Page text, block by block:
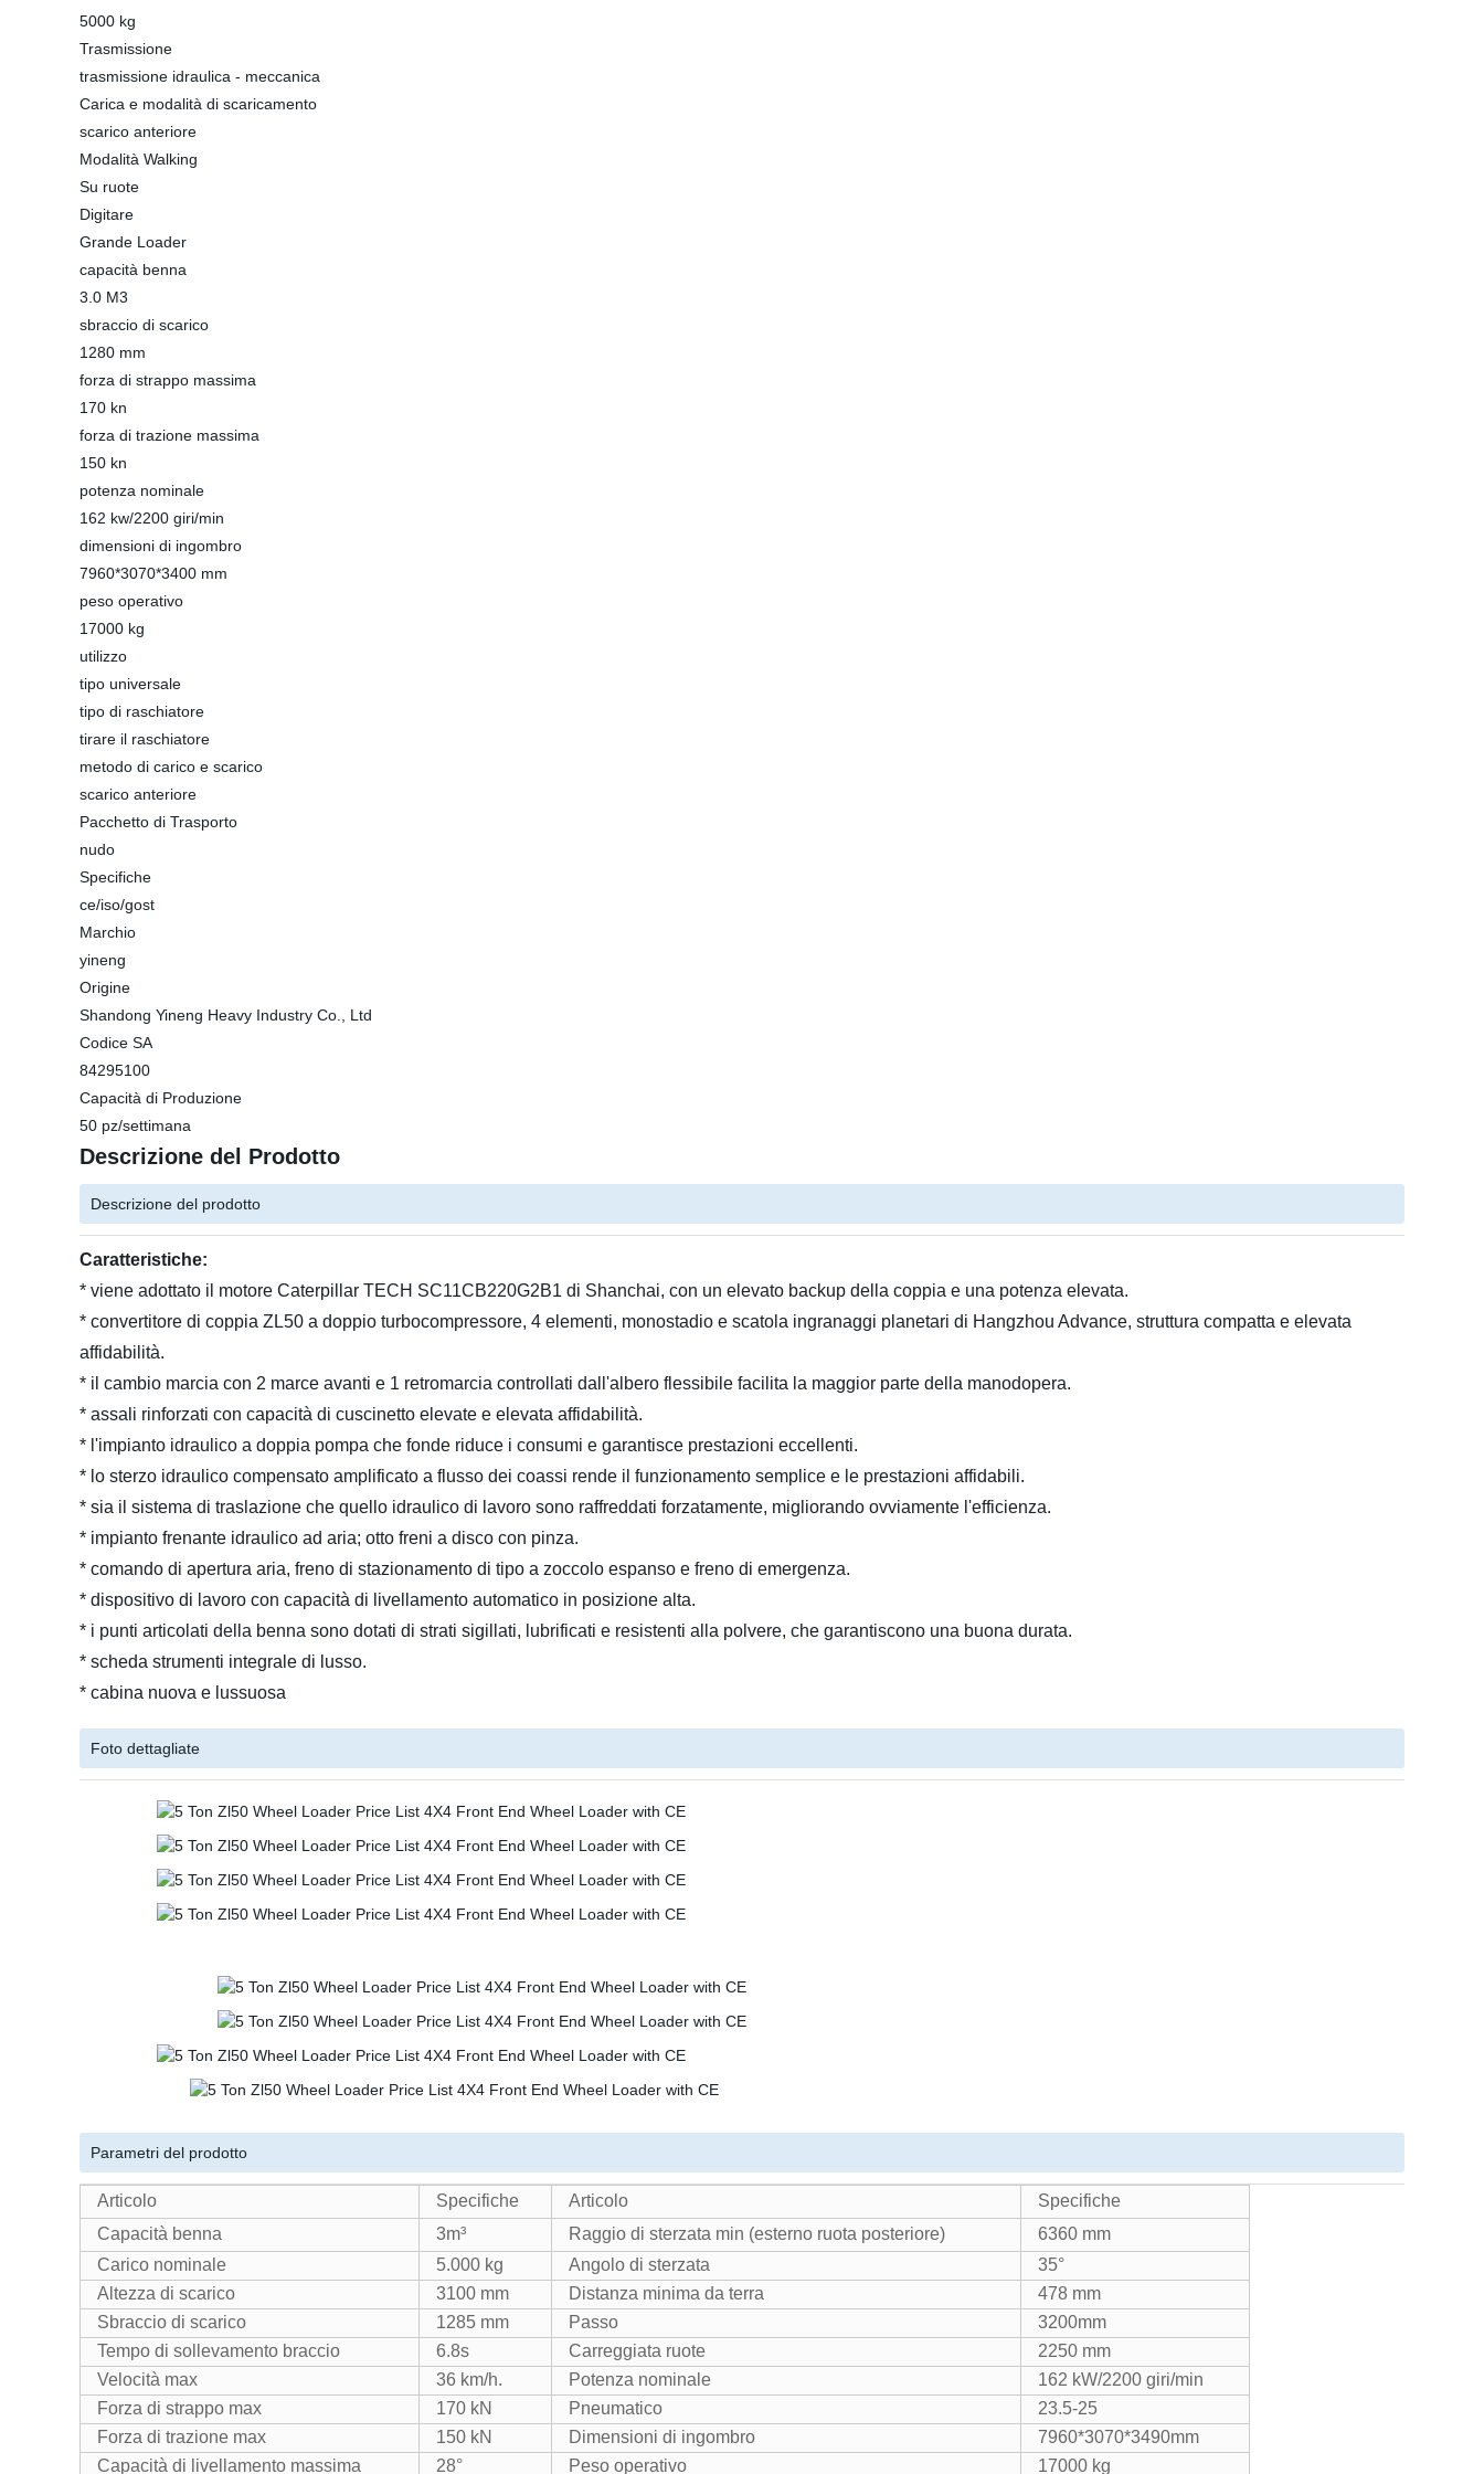
5000 kg
Trasmissione
trasmissione idraulica - meccanica
Carica e modalità di scaricamento
scarico anteriore
Modalità Walking
Su ruote
Digitare
Grande Loader
capacità benna
3.0 M3
sbraccio di scarico
1280 mm
forza di strappo massima
170 kn
forza di trazione massima
150 kn
potenza nominale
162 kw/2200 giri/min
dimensioni di ingombro
7960*3070*3400 mm
peso operativo
17000 kg
utilizzo
tipo universale
tipo di raschiatore
tirare il raschiatore
metodo di carico e scarico
scarico anteriore
Pacchetto di Trasporto
nudo
Specifiche
ce/iso/gost
Marchio
yineng
Origine
Shandong Yineng Heavy Industry Co., Ltd
Codice SA
84295100
Capacità di Produzione
50 pz/settimana
Descrizione del Prodotto
Descrizione del prodotto
Caratteristiche:
* viene adottato il motore Caterpillar TECH SC11CB220G2B1 di Shanchai, con un elevato backup della coppia e una potenza elevata.
* convertitore di coppia ZL50 a doppio turbocompressore, 4 elementi, monostadio e scatola ingranaggi planetari di Hangzhou Advance, struttura compatta e elevata
affidabilità.
* il cambio marcia con 2 marce avanti e 1 retromarcia controllati dall'albero flessibile facilita la maggior parte della manodopera.
* assali rinforzati con capacità di cuscinetto elevate e elevata affidabilità.
* l'impianto idraulico a doppia pompa che fonde riduce i consumi e garantisce prestazioni eccellenti.
* lo sterzo idraulico compensato amplificato a flusso dei coassi rende il funzionamento semplice e le prestazioni affidabili.
* sia il sistema di traslazione che quello idraulico di lavoro sono raffreddati forzatamente, migliorando ovviamente l'efficienza.
* impianto frenante idraulico ad aria; otto freni a disco con pinza.
* comando di apertura aria, freno di stazionamento di tipo a zoccolo espanso e freno di emergenza.
* dispositivo di lavoro con capacità di livellamento automatico in posizione alta.
* i punti articolati della benna sono dotati di strati sigillati, lubrificati e resistenti alla polvere, che garantiscono una buona durata.
* scheda strumenti integrale di lusso.
* cabina nuova e lussuosa
Foto dettagliate
Parametri del prodotto
Articolo Specifiche Articolo
Specifiche
Capacità benna
3m³ Raggio di sterzata min (esterno ruota posteriore)
6360 mm
Carico nominale
5.000 kg Angolo di sterzata
35°
Altezza di scarico
3100 mm Distanza minima da terra
478 mm
Sbraccio di scarico
1285 mm Passo
3200mm
Tempo di sollevamento braccio
6.8s Carreggiata ruote
2250 mm
Velocità max
36 km/h. Potenza nominale
162 kW/2200 giri/min
Forza di strappo max
170 kN Pneumatico
23.5-25
Forza di trazione max
150 kN Dimensioni di ingombro
7960*3070*3490mm
Capacità di livellamento massima
28° Peso operativo 17000 kg